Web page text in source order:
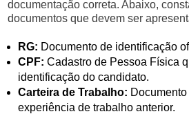
documentação correta. Abaixo,
documentos que devem ser
RG: Documento de identificação
CPF: Cadastro de Pessoa Física
identificação do candidato.
Carteira de Trabalho:
experiência de trabalho anterior.